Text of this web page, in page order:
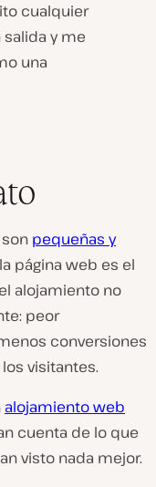
cualquier
y me
una
pequeñas y
página web es el
alojamiento no
peor
conversiones
visitantes.
alojamiento web
cuenta de lo que
visto nada mejor.